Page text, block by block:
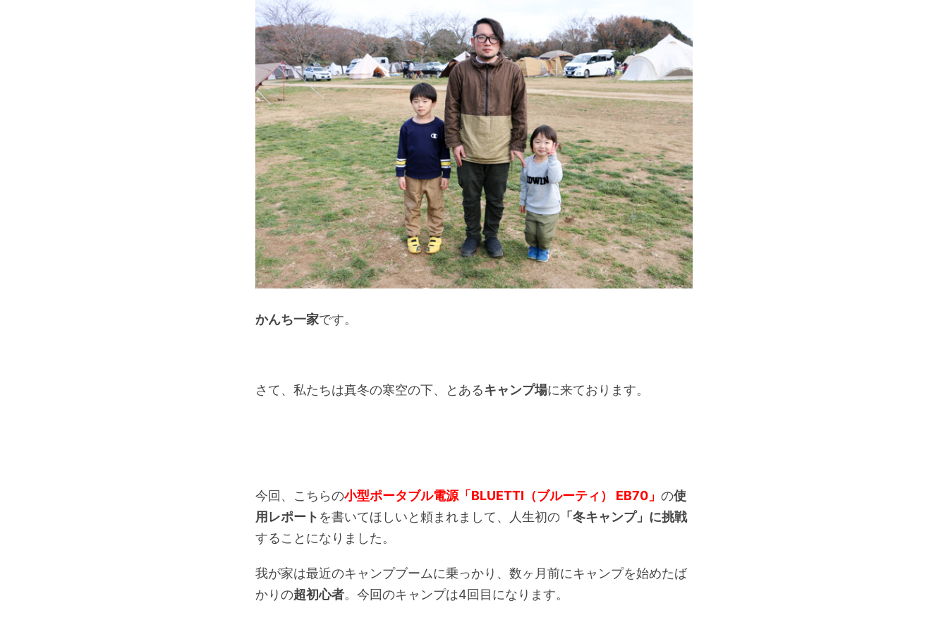
かんち一家です。
さて、私たちは真冬の寒空の下、とあるキャンプ場に来ております。
今回、こちらの小型ポータブル電源「BLUETTI（ブルーティ） EB70」 の使
用レポート を書いてほしいと頼まれまして、人生初の 「冬キャンプ」に挑戦
することになりました。
我が家は最近のキャンプブームに乗っかり、数ヶ月前にキャンプを始めたば
かりの超初心者。今回のキャンプは4回目になります。